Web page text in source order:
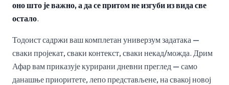
оно што је важно, а да се притом не изгуби из вида све
остало.
Тодоист садржи ваш комплетан универзум задатака —
сваки пројекат, сваки контекст, сваки некад/можда. Дрим
Афар вам приказује курирани дневни преглед — само
данашње приоритете, лепо представљене, на свакој новој